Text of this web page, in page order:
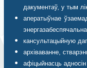
дакументаў, у тым
аператыўнае
кансультацыйную
архіваванне,
афіцыйнасць